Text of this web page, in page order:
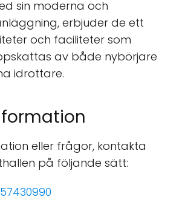
sin moderna och
erbjuder de ett
och faciliteter som
av både nybörjare
idrottare.
eller frågor, kontakta
på följande sätt: